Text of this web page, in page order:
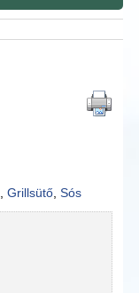
,Grillsütő ,Sós